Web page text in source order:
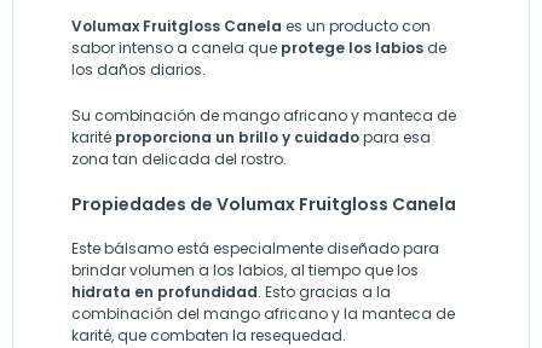
Volumax Fruitgloss Canela es un producto con
sabor intenso a canela que protege los labios de
los daños diarios.
Su combinación de mango africano y manteca de
karité proporciona un brillo y cuidadopara esa
zona tan delicada del rostro.
Propiedades de Volumax Fruitgloss Canela
Este bálsamo está especialmente diseñado para
brindar volumen a los labios, al tiempo que los
hidrata en profundidad. Esto gracias a la
combinación del mango africano y la manteca de
karité, que combaten la resequedad.